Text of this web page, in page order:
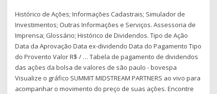
Histórico de Ações; Informações Cadastrais; Simulador de
Investimentos; Outras Informações e Serviços. Assessoria de
Imprensa; Glossário; Histórico de Dividendos. Tipo de Ação
Data da Aprovação Data ex-dividendo Data do Pagamento Tipo
do Provento Valor R$ / … Tabela de pagamento de dividendos
das ações da bolsa de valores de são paulo - bovespa
Visualize o gráfico SUMMIT MIDSTREAM PARTNERS ao vivo para
acompanhar o movimento do preço de suas ações. Encontre